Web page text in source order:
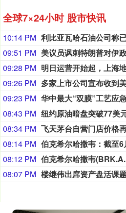
全球7×24小时 股市快讯
10:14 PM
09:51 PM
09:28 PM
09:26 PM 多家上市公司宣布收到
09:23 PM 华中最大“双膜”工艺应
08:43 PM 纽约原油暗盘突破77美
08:34 PM
08:14 PM
08:12 PM
08:07 PM 楼继伟出席资产盘活课